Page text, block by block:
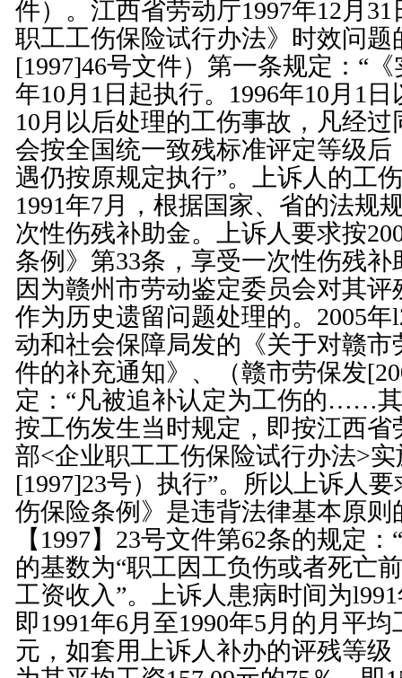
件）。江西省劳动厅1997年12月
职工工伤保险试行办法》时效问题
[1997]46号文件）第一条规定：“《
年10月1日起执行。1996年10月1
10月以后处理的工伤事故，凡经
会按全国统一致残标准评定等级后
遇仍按原规定执行”。上诉人的工
1991年7月，根据国家、省的法规
次性伤残补助金。上诉人要求按
条例 》第33条 ，享受一次性伤残
因为赣州市劳动鉴定委员会对其
作为历史遗留问题处理的。2005年
动和社会保障局发的《关于对赣市
件的补充通知》、（赣市劳保发
定：“凡被追补认定为工伤的……
按工伤发生当时规定，即按江西省
部<企业职工工伤保险试行办法>
[1997]23号）执行”。所以上诉人
伤保险条例 》是违背法律基本原则
【1997】23号文件第62条的规定
的基数为“职工因工负伤或者死亡
工资收入”。上诉人患病时间为
即1991年6月至1990年5月的月平均
元，如套用上诉人补办的评残等